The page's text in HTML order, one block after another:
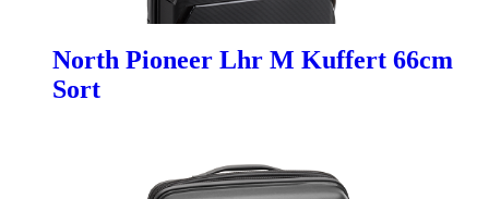
North Pioneer Lhr M Kuffert 66cm
Sort